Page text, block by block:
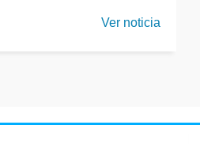
Ver noticia